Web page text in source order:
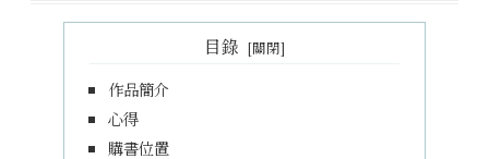
目錄
作品簡介
心得
購書位置